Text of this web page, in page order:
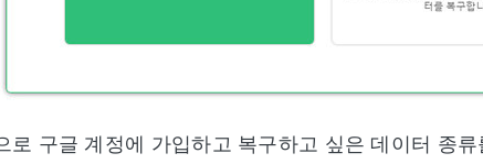
로 구글 계정에 가입하고 복구하고 싶은 데이터 종